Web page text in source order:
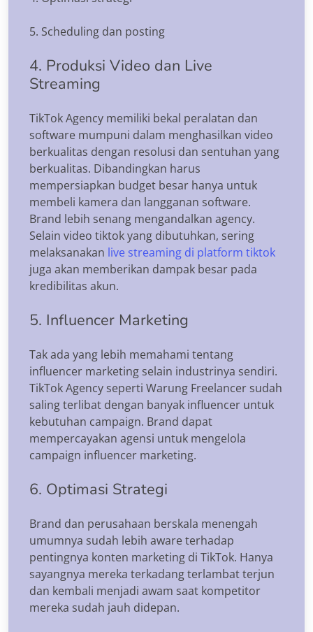
5. Scheduling dan posting
4. Produksi Video dan Live
Streaming
TikTok Agency memiliki bekal peralatan dan
software mumpuni dalam menghasilkan video
berkualitas dengan resolusi dan sentuhan yang
berkualitas. Dibandingkan harus
mempersiapkan budget besar hanya untuk
membeli kamera dan langganan software.
Brand lebih senang mengandalkan agency.
Selain video tiktok yang dibutuhkan, sering
melaksanakan live streaming di platform tiktok
juga akan memberikan dampak besar pada
kredibilitas akun.
5. Influencer Marketing
Tak ada yang lebih memahami tentang
influencer marketing selain industrinya sendiri.
TikTok Agency seperti Warung Freelancer sudah
saling terlibat dengan banyak influencer untuk
kebutuhan campaign. Brand dapat
mempercayakan agensi untuk mengelola
campaign influencer marketing.
6. Optimasi Strategi
Brand dan perusahaan berskala menengah
umumnya sudah lebih aware terhadap
pentingnya konten marketing di TikTok. Hanya
sayangnya mereka terkadang terlambat terjun
dan kembali menjadi awam saat kompetitor
mereka sudah jauh didepan.